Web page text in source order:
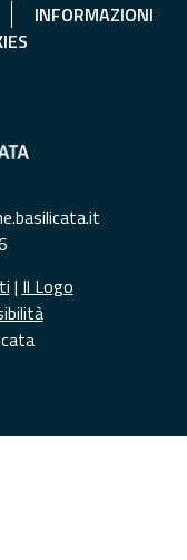
INFORMAZIONI
| Il Logo